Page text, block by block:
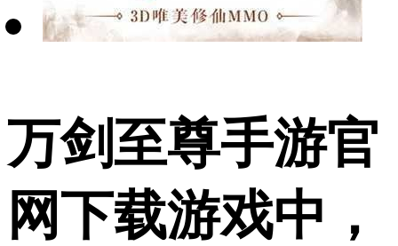
万剑至尊手游官
网下载游戏中，